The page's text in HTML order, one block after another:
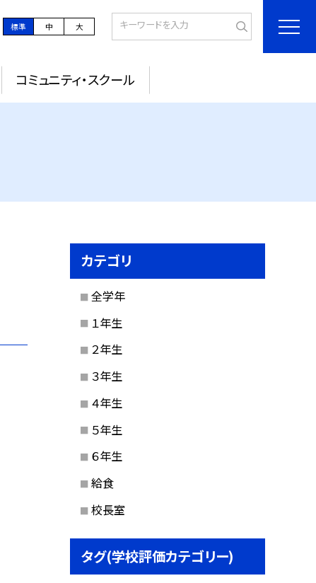
標準 中 大
コミュニティ・スクール
カテゴリ
全学年
１年生
２年生
３年生
４年生
５年生
６年生
給食
校長室
タグ(学校評価カテゴリー)